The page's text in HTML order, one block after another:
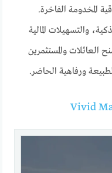
المخدومة الفاخرة.
والتسهيلات المالية
العائلات والمستثمرين
ورفاهية الحاضر.